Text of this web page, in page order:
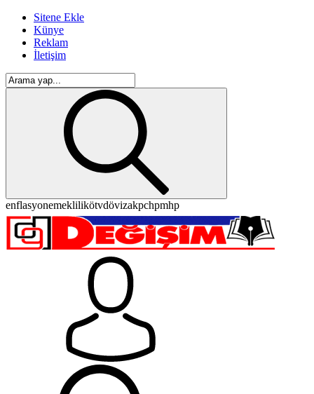
Sitene Ekle
Künye
Reklam
İletişim
enflasyonemeklilikötvdövizakpchpmhp